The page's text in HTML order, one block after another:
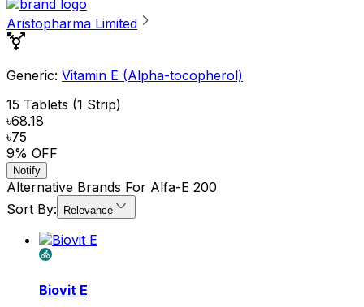
Aristopharma Limited
Generic: Vitamin E (Alpha-tocopherol)
15 Tablets (1 Strip)
৳68.18
৳75
9% OFF
Notify
Alternative Brands For Alfa-E 200
Sort By:
Relevance
Biovit E